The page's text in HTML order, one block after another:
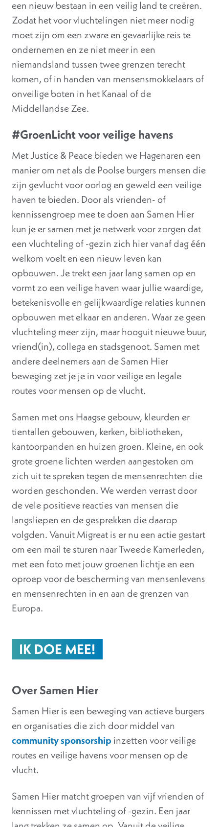
een nieuw bestaan in een veilig land te creëren.
Zodat het voor vluchtelingen niet meer nodig
moet zijn om een zware en gevaarlijke reis te
ondernemen en ze niet meer in een
niemandsland tussen twee grenzen terecht
komen, of in handen van mensensmokkelaars of
onveilige boten in het Kanaal of de
Middellandse Zee.
#GroenLicht voor veilige havens
Met Justice & Peace bieden we Hagenaren een
manier om net als de Poolse burgers mensen die
zijn gevlucht voor oorlog en geweld een veilige
haven te bieden. Door als vrienden- of
kennissengroep mee te doen aan Samen Hier
kun je er samen met je netwerk voor zorgen dat
een vluchteling of -gezin zich hier vanaf dag één
welkom voelt en een nieuw leven kan
opbouwen. Je trekt een jaar lang samen op en
vormt zo een veilige haven waar jullie waardige,
betekenisvolle en gelijkwaardige relaties kunnen
opbouwen met elkaar en anderen. Waar ze geen
vluchteling meer zijn, maar hooguit nieuwe buur,
vriend(in), collega en stadsgenoot. Samen met
andere deelnemers aan de Samen Hier
beweging zet je je in voor veilige en legale
routes voor mensen op de vlucht.
Samen met ons Haagse gebouw, kleurden er
tientallen gebouwen, kerken, bibliotheken,
kantoorpanden en huizen groen. Kleine, en ook
grote groene lichten werden aangestoken om
zich uit te spreken tegen de mensenrechten die
worden geschonden. We werden verrast door
de vele positieve reacties van mensen die
langsliepen en de gesprekken die daarop
volgden. Vanuit Migreat is er nu een actie gestart
om een mail te sturen naar Tweede Kamerleden,
met een foto met jouw groenen lichtje en een
oproep voor de bescherming van mensenlevens
en mensenrechten in en aan de grenzen van
Europa.
IK DOE MEE!
Over Samen Hier
Samen Hier is een beweging van actieve burgers
en organisaties die zich door middel van
community sponsorship inzetten voor veilige
routes en veilige havens voor mensen op de
vlucht.
Samen Hier matcht groepen van vijf vrienden of
kennissen met vluchteling of -gezin. Een jaar